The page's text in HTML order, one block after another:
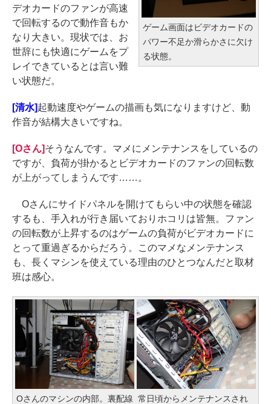
ゲーム画面はビデオカードの
パワー不足か滑らかさに欠け
る状態。
デオカードのファンが高速
で回転するので動作音もか
なり大きい。現状では、お
世辞にも快適にゲームをプ
レイできているとは言い難
い状態だ。
[清水]起動速度やゲームの描画も気になりますけど、動
作音が結構大きいですね。
[Oさん]そうなんです。マメにメンテナンスをしているの
ですが、負荷が掛かるとビデオカードのファンの回転数
が上がってしまうんです……。
Oさんにサイドパネルを開けてもらい中の状態を確認
するも、手入れが行き届いておりホコリは皆無。ファン
の回転数が上昇するのはゲームの負荷がビデオカードに
とって重過ぎるからだろう。このマメなメンテナンス
も、長くマシンを使えている理由のひとつなんだと取材
班は感心。
Oさんのマシンの内部。裏配線 常日頃からメンテナンスされ